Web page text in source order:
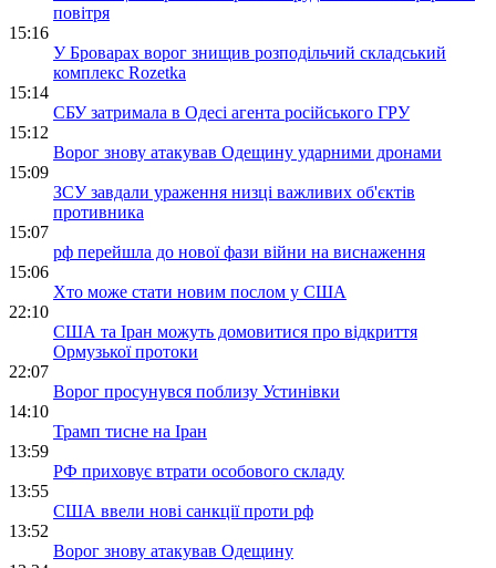
повітря
15:16
У Броварах ворог знищив розподільчий складський
комплекс Rozetka
15:14
СБУ затримала в Одесі агента російського ГРУ
15:12
Ворог знову атакував Одещину ударними дронами
15:09
ЗСУ завдали ураження низці важливих об'єктів
противника
15:07
рф перейшла до нової фази війни на виснаження
15:06
Хто може стати новим послом у США
22:10
США та Іран можуть домовитися про відкриття
Ормузької протоки
22:07
Ворог просунувся поблизу Устинівки
14:10
Трамп тисне на Іран
13:59
РФ приховує втрати особового складу
13:55
США ввели нові санкції проти рф
13:52
Ворог знову атакував Одещину